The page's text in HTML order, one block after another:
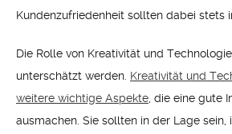
Kundenzufriedenheit sollten dabei stets
Die Rolle von Kreativität und
unterschätzt werden. Kreativität und
weitere wichtige Aspekte , die eine gute
ausmachen. Sie sollten in der Lage sein,